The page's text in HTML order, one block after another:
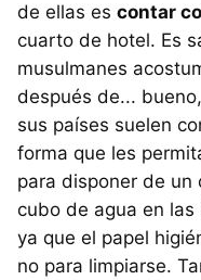
de ellas es contar
cuarto de hotel. Es
musulmanes
después de...
sus países suelen
forma que les
para disponer de un
cubo de agua en
ya que el papel
no para limpiarse.